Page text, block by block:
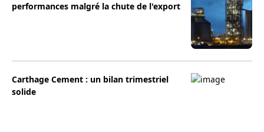
performances malgré la chute de l'export
Carthage Cement : un bilan trimestriel
solide